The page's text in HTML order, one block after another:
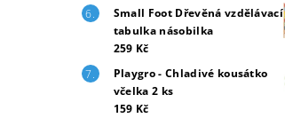
Small Foot Dřevěná vzdělávací
tabulka násobilka
259 Kč
Playgro - Chladivé kousátko
včelka 2 ks
159 Kč